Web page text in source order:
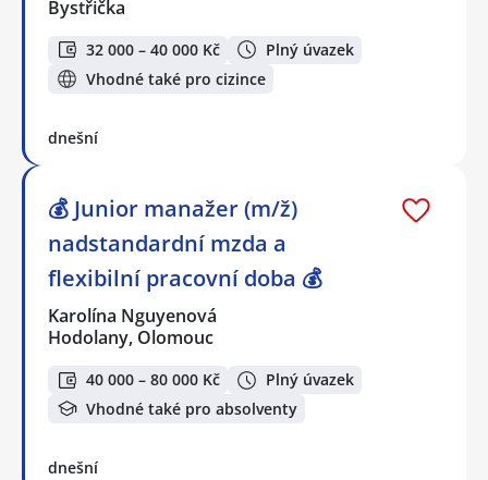
Bystřička
32 000 – 40 000 Kč
Plný úvazek
Vhodné také pro cizince
dnešní
💰 Junior manažer (m/ž)
nadstandardní mzda a
flexibilní pracovní doba 💰
Karolína Nguyenová
Hodolany, Olomouc
40 000 – 80 000 Kč
Plný úvazek
Vhodné také pro absolventy
dnešní